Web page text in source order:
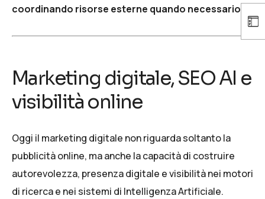
coordinando risorse esterne quando necessario.
Marketing digitale, SEO AI e
visibilità online
Oggi il marketing digitale non riguarda soltanto la
pubblicità online, ma anche la capacità di costruire
autorevolezza, presenza digitale e visibilità nei motori
di ricerca e nei sistemi di Intelligenza Artificiale.